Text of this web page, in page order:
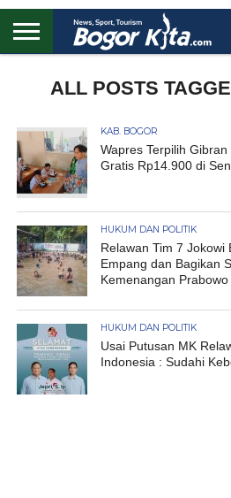
UTAMA
ALL POSTS
KAB. BOGOR
Wapres Terpilih
Gratis Rp14.900 di
HUKUM DAN POLITIK
Relawan Tim 7 Jokowi
Empang dan Bagikan
Kemenangan
HUKUM DAN POLITIK
Usai Putusan MK
Indonesia : Sudahi